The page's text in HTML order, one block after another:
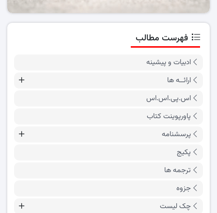
فهرست مطالب
ادبیات و پیشینه
ارائــه ها
اس.پی.اس.اس
پاورپوینت کتاب
پرسشنامه
پکیج
ترجمه ها
جزوه
چک لیست